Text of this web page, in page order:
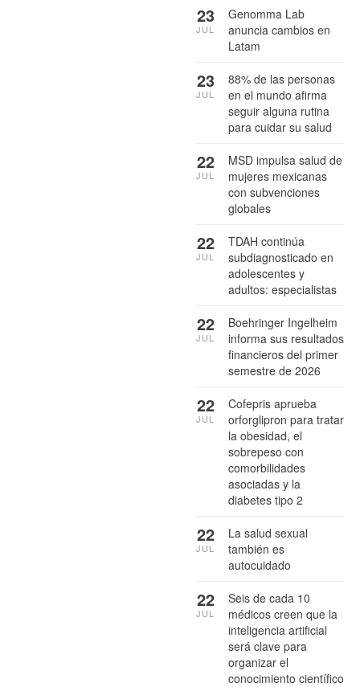
Genomma Lab
anuncia cambios en
Latam
23
JUL
88% de las personas
en el mundo afirma
seguir alguna rutina
para cuidar su salud
23
JUL
MSD impulsa salud de
mujeres mexicanas
con subvenciones
globales
22
JUL
TDAH continúa
subdiagnosticado en
adolescentes y
adultos: especialistas
22
JUL
Boehringer Ingelheim
informa sus resultados
financieros del primer
semestre de 2026
22
JUL
Cofepris aprueba
orforglipron para tratar
la obesidad, el
sobrepeso con
comorbilidades
asociadas y la
diabetes tipo 2
22
JUL
La salud sexual
también es
autocuidado
22
JUL
Seis de cada 10
médicos creen que la
inteligencia artificial
será clave para
organizar el
conocimiento científico
22
JUL